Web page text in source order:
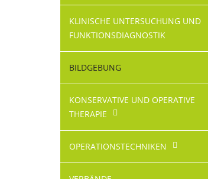
KLINISCHE UNTERSUCHUNG UND
FUNKTIONSDIAGNOSTIK
BILDGEBUNG
KONSERVATIVE UND OPERATIVE
THERAPIE
OPERATIONS­TECHNIKEN